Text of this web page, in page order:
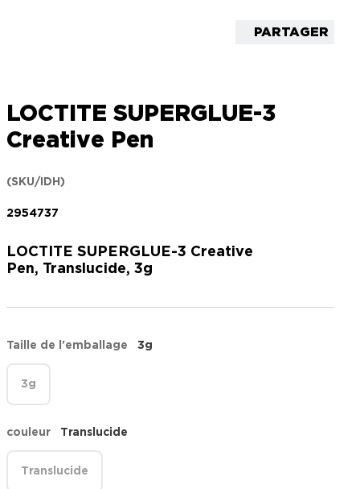
PARTAGER
LOCTITE SUPERGLUE-3
Creative Pen
(SKU/IDH)
2954737
LOCTITE SUPERGLUE-3 Creative
Pen, Translucide, 3g
Taille de l'emballage 3g
3g
couleur Translucide
Translucide